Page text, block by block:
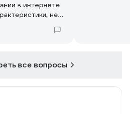
в интернете
не
все вопросы